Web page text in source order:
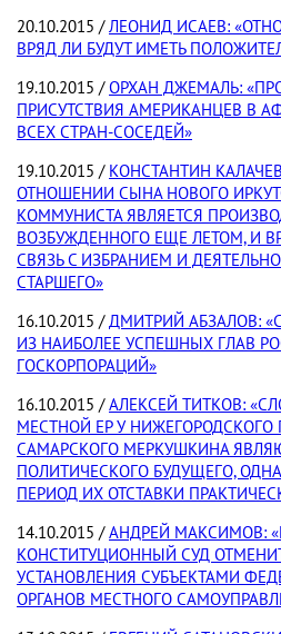
20.10.2015 /ЛЕОНИД ИСАЕВ:
ВРЯД ЛИ БУДУТ ИМЕТЬ
19.10.2015 /ОРХАН ДЖЕМАЛЬ:
ПРИСУТСТВИЯ АМЕРИКАНЦЕВ В
ВСЕХ СТРАН-СОСЕДЕЙ»
19.10.2015 / КОНСТАНТИН
ОТНОШЕНИИ СЫНА НОВОГО
КОММУНИСТА ЯВЛЯЕТСЯ
ВОЗБУЖДЕННОГО ЕЩЕ ЛЕТОМ, И
СВЯЗЬ С ИЗБРАНИЕМ И
СТАРШЕГО»
16.10.2015 /ДМИТРИЙ АБЗАЛОВ:
ИЗ НАИБОЛЕЕ УСПЕШНЫХ ГЛАВ
ГОСКОРПОРАЦИЙ»
16.10.2015 /АЛЕКСЕЙ ТИТКОВ:
МЕСТНОЙ ЕР У НИЖЕГОРОДСКОГО
САМАРСКОГО МЕРКУШКИНА
ПОЛИТИЧЕСКОГО БУДУЩЕГО,
ПЕРИОД ИХ ОТСТАВКИ
14.10.2015 /АНДРЕЙ МАКСИМОВ:
КОНСТИТУЦИОННЫЙ СУД
УСТАНОВЛЕНИЯ СУБЪЕКТАМИ
ОРГАНОВ МЕСТНОГО